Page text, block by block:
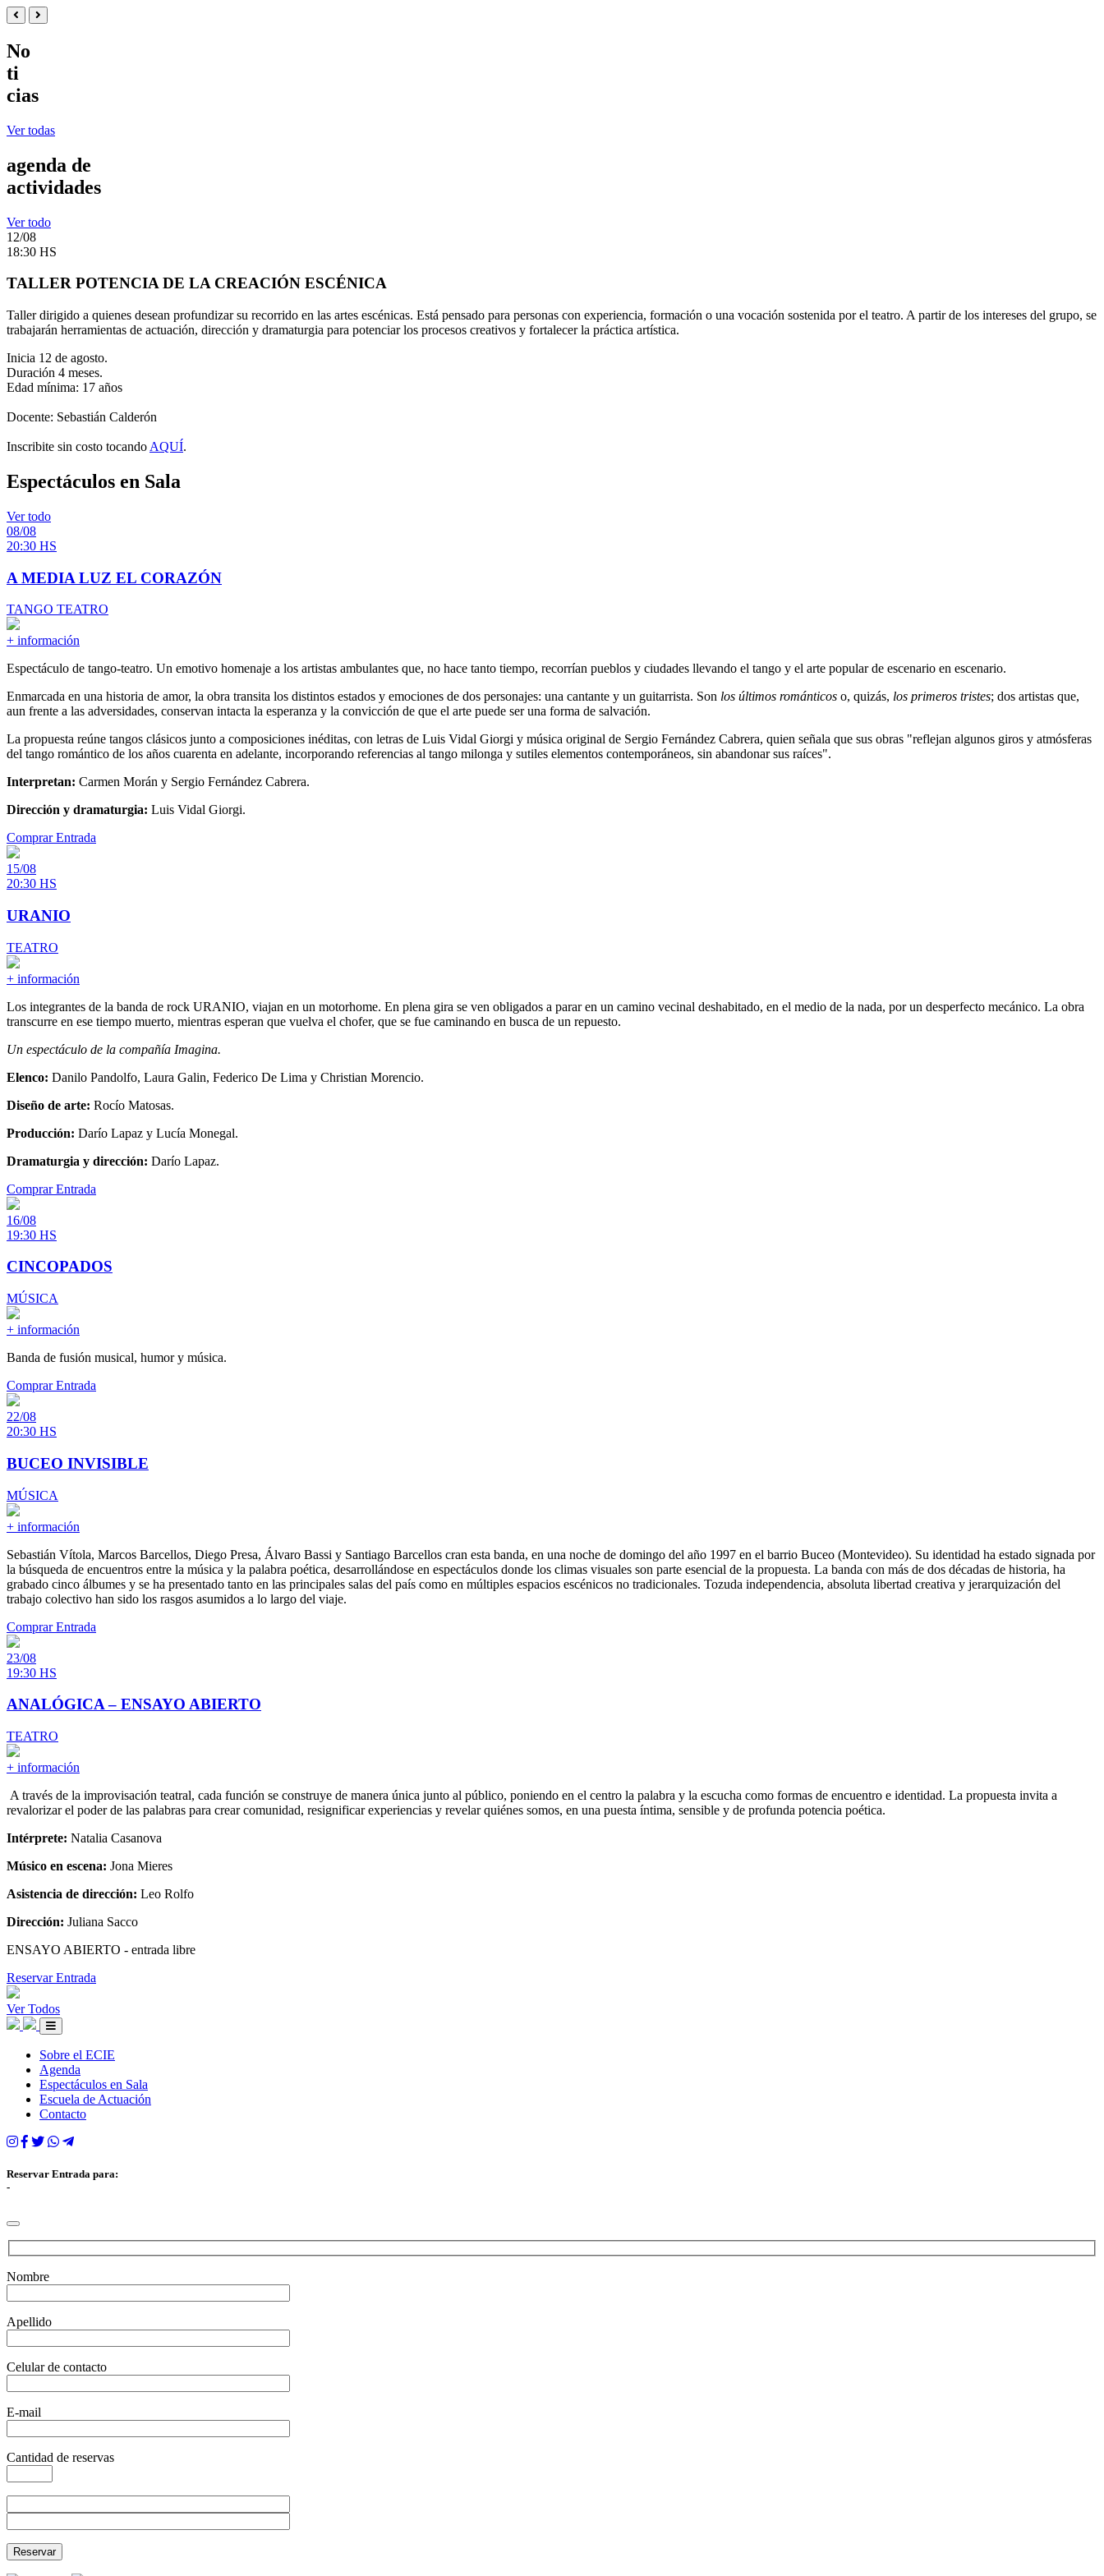
No
ti
cias
Ver todas
agenda de
actividades
Ver todo
12/08
18:30 HS
TALLER POTENCIA DE LA CREACIÓN ESCÉNICA
Taller dirigido a quienes desean profundizar su recorrido en las artes escénicas. Está pensado para personas con experiencia, formación o una vocación sostenida por el teatro. A partir de los intereses del grupo, se
trabajarán herramientas de actuación, dirección y dramaturgia para potenciar los procesos creativos y fortalecer la práctica artística.
Inicia 12 de agosto.
Duración 4 meses.
Edad mínima: 17 años
Docente: Sebastián Calderón
Inscribite sin costo tocando AQUÍ.
Espectáculos en Sala
Ver todo
08/08
20:30 HS
A MEDIA LUZ EL CORAZÓN
TANGO TEATRO
+ información
Espectáculo de tango-teatro. Un emotivo homenaje a los artistas ambulantes que, no hace tanto tiempo, recorrían pueblos y ciudades llevando el tango y el arte popular de escenario en escenario.
Enmarcada en una historia de amor, la obra transita los distintos estados y emociones de dos personajes: una cantante y un guitarrista. Son los últimos románticos o, quizás, los primeros tristes; dos artistas que,
aun frente a las adversidades, conservan intacta la esperanza y la convicción de que el arte puede ser una forma de salvación.
La propuesta reúne tangos clásicos junto a composiciones inéditas, con letras de Luis Vidal Giorgi y música original de Sergio Fernández Cabrera, quien señala que sus obras "reflejan algunos giros y atmósferas
del tango romántico de los años cuarenta en adelante, incorporando referencias al tango milonga y sutiles elementos contemporáneos, sin abandonar sus raíces".
Interpretan: Carmen Morán y Sergio Fernández Cabrera.
Dirección y dramaturgia: Luis Vidal Giorgi.
Comprar Entrada
15/08
20:30 HS
URANIO
TEATRO
+ información
Los integrantes de la banda de rock URANIO, viajan en un motorhome. En plena gira se ven obligados a parar en un camino vecinal deshabitado, en el medio de la nada, por un desperfecto mecánico. La obra
transcurre en ese tiempo muerto, mientras esperan que vuelva el chofer, que se fue caminando en busca de un repuesto.
Un espectáculo de la compañía Imagina.
Elenco: Danilo Pandolfo, Laura Galin, Federico De Lima y Christian Morencio.
Diseño de arte: Rocío Matosas.
Producción: Darío Lapaz y Lucía Monegal.
Dramaturgia y dirección: Darío Lapaz.
Comprar Entrada
16/08
19:30 HS
CINCOPADOS
MÚSICA
+ información
Banda de fusión musical, humor y música.
Comprar Entrada
22/08
20:30 HS
BUCEO INVISIBLE
MÚSICA
+ información
Sebastián Vítola, Marcos Barcellos, Diego Presa, Álvaro Bassi y Santiago Barcellos cran esta banda, en una noche de domingo del año 1997 en el barrio Buceo (Montevideo). Su identidad ha estado signada por
la búsqueda de encuentros entre la música y la palabra poética, desarrollándose en espectáculos donde los climas visuales son parte esencial de la propuesta. La banda con más de dos décadas de historia, ha
grabado cinco álbumes y se ha presentado tanto en las principales salas del país como en múltiples espacios escénicos no tradicionales. Tozuda independencia, absoluta libertad creativa y jerarquización del
trabajo colectivo han sido los rasgos asumidos a lo largo del viaje.
Comprar Entrada
23/08
19:30 HS
ANALÓGICA – ENSAYO ABIERTO
TEATRO
+ información
A través de la improvisación teatral, cada función se construye de manera única junto al público, poniendo en el centro la palabra y la escucha como formas de encuentro e identidad. La propuesta invita a
revalorizar el poder de las palabras para crear comunidad, resignificar experiencias y revelar quiénes somos, en una puesta íntima, sensible y de profunda potencia poética.
Intérprete: Natalia Casanova
Músico en escena: Jona Mieres
Asistencia de dirección: Leo Rolfo
Dirección: Juliana Sacco
ENSAYO ABIERTO - entrada libre
Reservar Entrada
Ver Todos
Sobre el ECIE
Agenda
Espectáculos en Sala
Escuela de Actuación
Contacto
Reservar Entrada para:
-
Nombre
Apellido
Celular de contacto
E-mail
Cantidad de reservas